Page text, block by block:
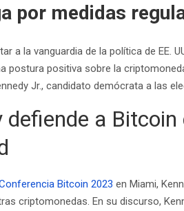
por medidas
a la vanguardia de la política de EE.
postura positiva sobre la
Jr., candidato demócrata a las
defiende a
Bitcoin 2023 en Miami,
criptomonedas. En su discurso,